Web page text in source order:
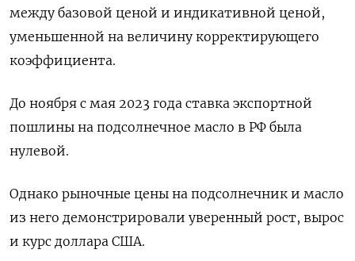
между базовой ценой и индикативной ценой,
уменьшенной на величину корректирующего
коэффициента.
До ноября с мая 2023 года ставка экспортной
пошлины на подсолнечное масло в РФ была
нулевой.
Однако рыночные цены на подсолнечник и масло
из него демонстрировали уверенный рост, вырос
и курс доллара США.